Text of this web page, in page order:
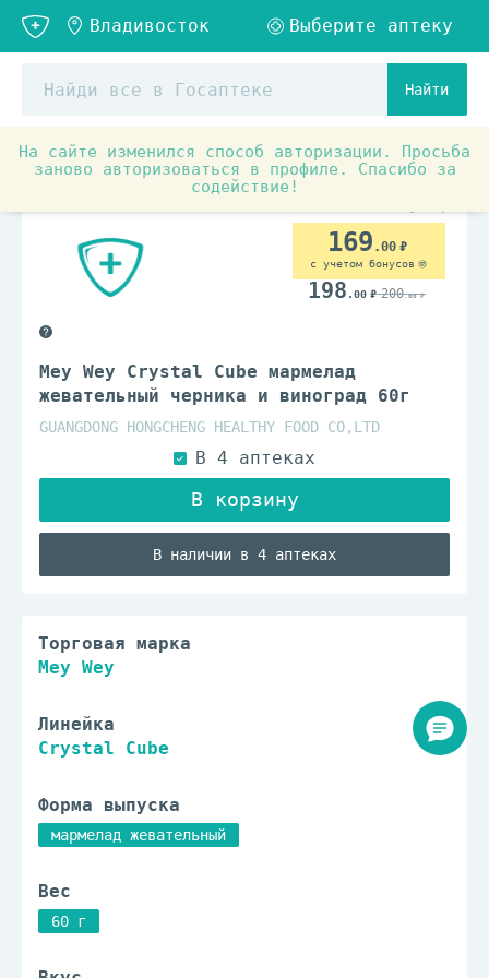
Найти
На сайте изменился способ авторизации. Просьба
заново авторизоваться в профиле. Спасибо за
содействие!
Товары для красоты и здоровья Здоровое питание
Mey Wey Crystal Cube мармелад
жевательный черника и виноград 60г
GUANGDONG HONGCHENG HEALTHY FOOD CO,LTD
В наличии в 4 аптеках
169 .00
с учетом бонусов
198 .00 200.00
Торговая марка
Mey Wey
Линейка
Crystal Cube
Форма выпуска
мармелад жевательный
Вес
60 г